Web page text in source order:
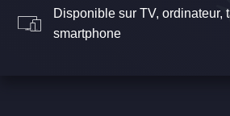
Disponible sur TV, ordinateur,
smartphone